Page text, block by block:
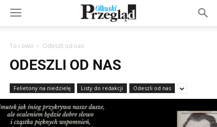
To i owo Odeszli od nas
ODESZLI OD NAS
Felietony na niedzielę Listy do redakcji Odeszli od nas